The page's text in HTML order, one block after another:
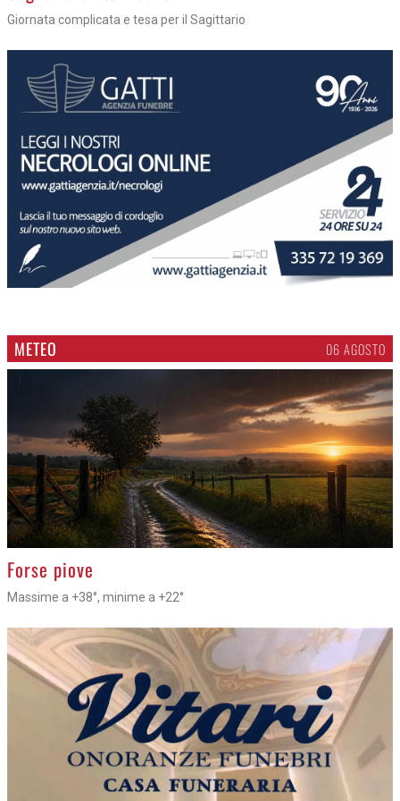
Giornata complicata e tesa per il Sagittario
METEO 06 AGOSTO
>
Forse piove
Massime a +38°, minime a +22°